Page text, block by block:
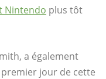
Nintendo plus tôt
a également
premier jour de cette